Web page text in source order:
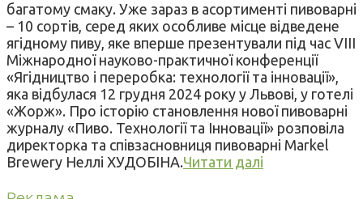
багатому смаку. Уже зараз в асортименті пивоварні
– 10 сортів, серед яких особливе місце відведене
ягідному пиву, яке вперше презентували під час VIII
Міжнародної науково-практичної конференції
«Ягідництво і переробка: технології та інновації»,
яка відбулася 12 грудня 2024 року у Львові, у готелі
«Жорж». Про історію становлення нової пивоварні
журналу «Пиво. Технології та Інновації» розповіла
директорка та співзасновниця пивоварні Markel
Brewery Неллі ХУДОБІНА.Читати далі